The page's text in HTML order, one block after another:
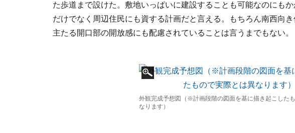
た歩道まで設けた。敷地いっぱいに建設することも可能なのにも
だけでなく周辺住民にも資する計画だと言える。もちろん南西向
主たる開口部の開放感にも配慮されていることは言うまでもない。
外観完成予想図（※計画段階の図面を基に描き起こした
なります）